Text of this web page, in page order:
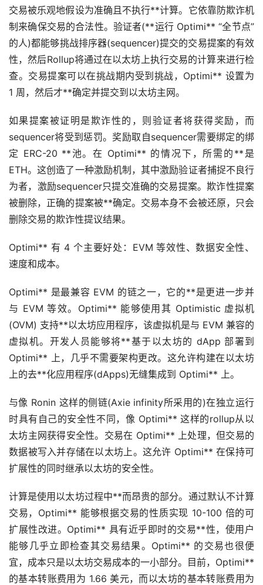
交易被乐观地假设为准确且不执行**计算。它依靠防欺诈机
制来确保交易的合法性。验证者(**运行 Optimi** “全节点”
的人)都能够挑战排序器(sequencer)提交的交易提案的有效
性，然后Rollup将通过在以太坊上执行交易的计算来进行检
查。交易提案可以在挑战期内受到挑战，Optimi** 设置为
1 周，然后才**确定并提交到以太坊主网。
如果提案被证明是欺诈性的，则验证者将获得奖励，而
sequencer将受到惩罚。奖励取自sequencer需要绑定的绑
定 ERC-20 **池。在 Optimi** 的情况下，所需的**是
ETH。这创造了一种激励机制，其中激励验证者捕捉不良行
为者，激励sequencer只提交准确的交易提案。欺诈性提案
被删除，正确的提案被**确定。交易本身不会被还原，只会
删除交易的欺诈性提议结果。
Optimi** 有 4 个主要好处：EVM 等效性、数据安全性、
速度和成本。
Optimi** 是最兼容 EVM 的链之一，它的**是更进一步并
与 EVM 等效。Optimi** 能够使用其 Optimistic 虚拟机
(OVM) 支持**以太坊应用程序，该虚拟机是与 EVM 兼容的
虚拟机。开发人员能够将**基于以太坊的 dApp 部署到
Optimi** 上，几乎不需要架构更改。这允许构建在以太坊
上的去**化应用程序(dApps)无缝集成到 Optimi** 上。
与像 Ronin 这样的侧链(Axie infinity所采用的)在独立运行
时具有自己的安全性不同，像 Optimi** 这样的rollup从以
太坊主网获得安全性。交易在 Optimi** 上处理，但交易的
数据被写入并存储在以太坊上。这允许 Optimi** 在保持可
扩展性的同时继承以太坊的安全性。
计算是使用以太坊过程中**而昂贵的部分。通过默认不计算
交易，Optimi** 能够根据交易的性质实现 10-100 倍的可
扩展性改进。Optimi** 具有近乎即时的交易**性，使用户
能够几乎立即检查其交易结果。Optimi** 的交易也很便
宜，成本只是以太坊交易成本的一小部分。目前，Optimi**
的基本转账费用为 1.66 美元，而以太坊的基本转账费用为